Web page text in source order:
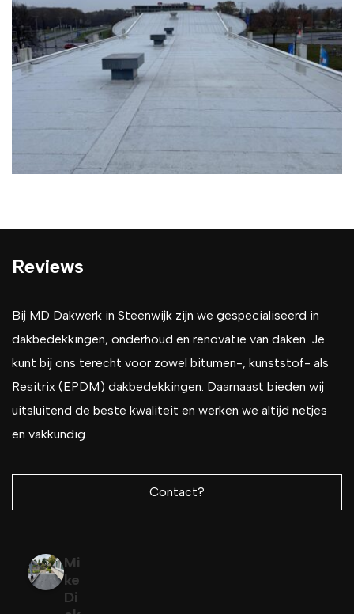
Reviews
Bij MD Dakwerk in Steenwijk zijn we gespecialiseerd in
dakbedekkingen, onderhoud en renovatie van daken. Je
kunt bij ons terecht voor zowel bitumen-, kunststof- als
Resitrix (EPDM) dakbedekkingen. Daarnaast bieden wij
uitsluitend de beste kwaliteit en werken we altijd netjes
en vakkundig.
Contact?
Mi
ke
Di